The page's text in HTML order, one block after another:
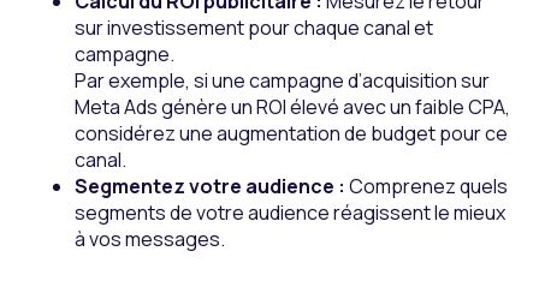
sur investissement pour chaque canal et
campagne.
Par exemple, si une campagne d’acquisition sur
Meta Ads génère un ROI élevé avec un faible CPA,
considérez une augmentation de budget pour ce
canal.
Segmentez votre audience : Comprenez quels
segments de votre audience réagissent le mieux
à vos messages.